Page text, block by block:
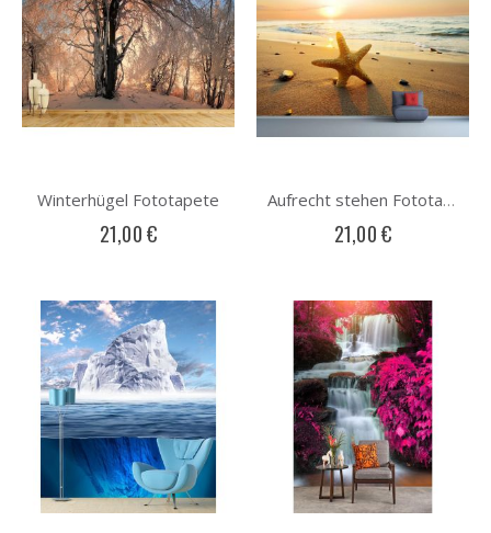
Winterhügel Fototapete
21,00 €
Aufrecht stehen Fototapete
21,00 €